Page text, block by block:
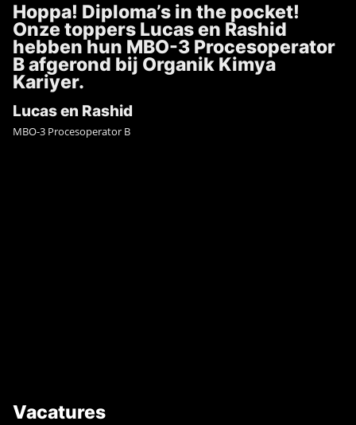
Hoppa! Diploma’s in the pocket!
Onze toppers Lucas en Rashid
hebben hun MBO-3 Procesoperator
B afgerond bij Organik Kimya
Kariyer.
Lucas en Rashid
MBO-3 Procesoperator B
Vacatures